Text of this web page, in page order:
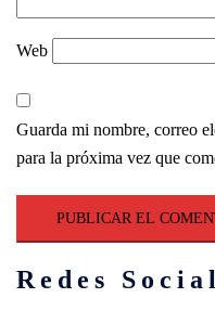
Web
Guarda mi nombre, correo
para la próxima vez que
Redes